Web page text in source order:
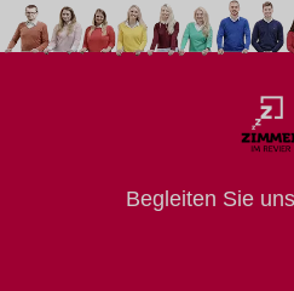
vergnügungssteuerpflichtig
grundlegenden Infos findet
Begleiten Sie